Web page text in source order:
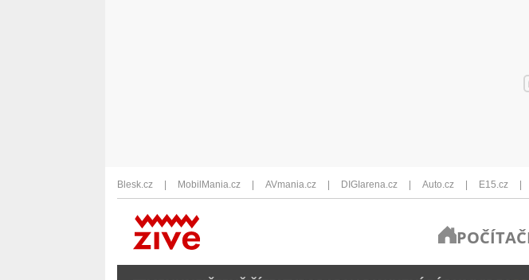
Blesk.cz MobilMania.cz AVmania.cz DIGIarena.cz Auto.cz E15.cz